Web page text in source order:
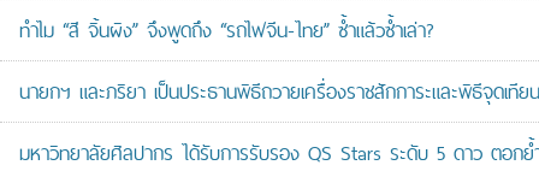
ทำไม “สี จิ้นผิง” จึงพูดถึง “รถไฟจีน-ไทย” ซ้ำแล้วซ้ำเล่า?
นายกฯ และภริยา เป็นประธานพิธีถวายเครื่องราชสักการะและพิธีจุดเ
มหาวิทยาลัยศิลปากร ได้รับการรับรอง QS Stars ระดับ 5 ดาว ตอก